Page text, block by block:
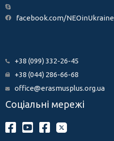
facebook.com/NEOinUkraine
+38 (099) 332-26-45
+38 (044) 286-66-68
office@erasmusplus.org.ua
Соціальні мережі